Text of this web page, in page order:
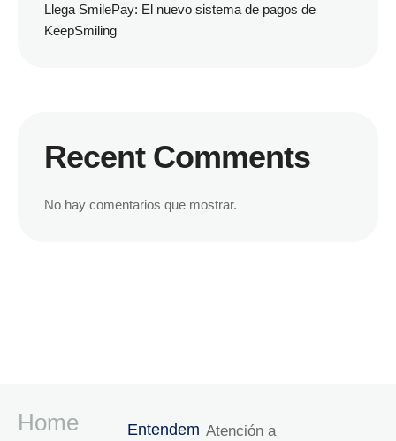
Llega SmilePay: El nuevo sistema de pagos de
KeepSmiling
Recent Comments
No hay comentarios que mostrar.
Home
Entendem Atención a